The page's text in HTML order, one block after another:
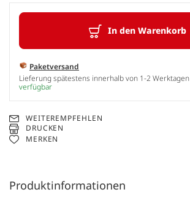
In den Warenkorb
Paketversand
Lieferung spätestens innerhalb von 1-2 Werktagen
verfügbar
WEITEREMPFEHLEN
DRUCKEN
MERKEN
Produktinformationen